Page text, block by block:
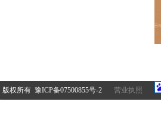
版权所有 豫ICP备07500855号-2 营业执照